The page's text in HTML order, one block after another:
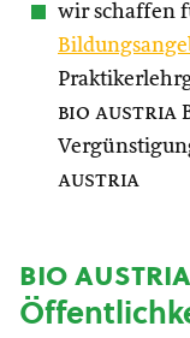
wir schaffen
bio austria
austria
bio austria